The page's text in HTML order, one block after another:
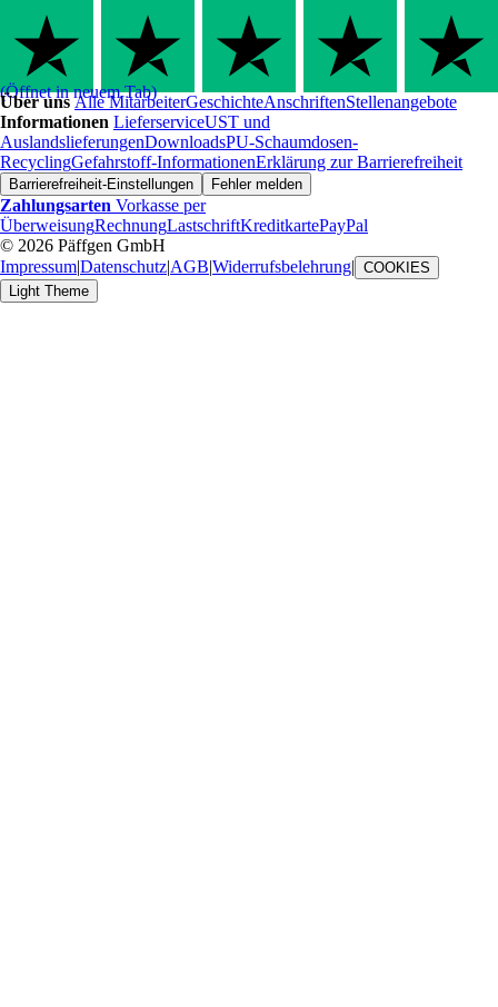
(Öffnet in neuem Tab)
Über unsAlle MitarbeiterGeschichteAnschriftenStellenangebote
Informationen LieferserviceUST und
AuslandslieferungenDownloadsPU-Schaumdosen-
RecyclingGefahrstoff-InformationenErklärung zur Barrierefreiheit
Barrierefreiheit-Einstellungen Fehler melden
Zahlungsarten Vorkasse per
ÜberweisungRechnungLastschriftKreditkartePayPal
© 2026 Päffgen GmbH
Impressum|Datenschutz|AGB|Widerrufsbelehrung| COOKIES
Light Theme